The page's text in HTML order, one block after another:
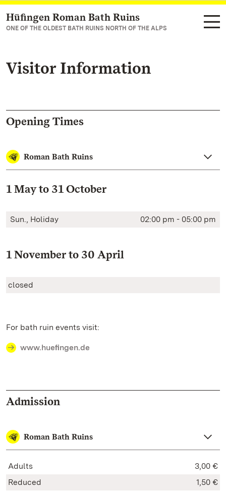
Navigate to main page
Hüfingen Roman Bath Ruins
ONE OF THE OLDEST BATH RUINS NORTH OF THE ALPS
Visitor Information
Opening Times
Roman Bath Ruins
1 May to 31 October
Sun., Holiday 02:00 pm - 05:00 pm
1 November to 30 April
closed
For bath ruin events visit:
www.hueﬁngen.de
Admission
Roman Bath Ruins
Adults
3,00 €
Reduced
1,50 €